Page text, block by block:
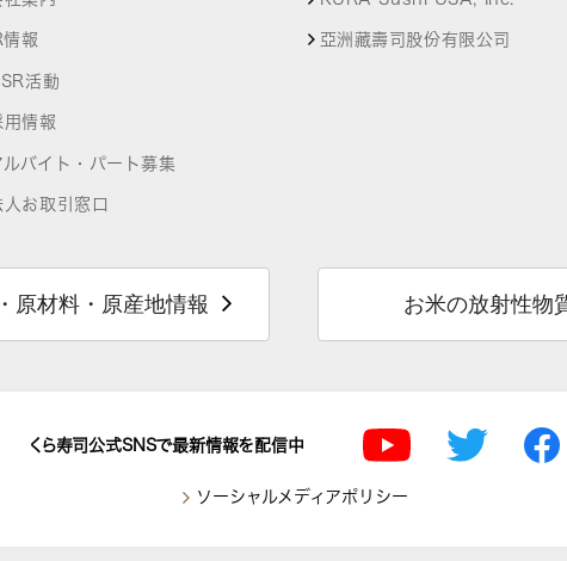
情報
活動
用情報
ルバイト・パート募集
人お取引窓口
亞洲藏壽司股份有限公司
原材料・原産地情報 お米の放射性物
くら寿司公式SNSで最新情報を配信中
ソーシャルメディアポリシー